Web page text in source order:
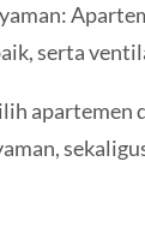
serta
apartemen